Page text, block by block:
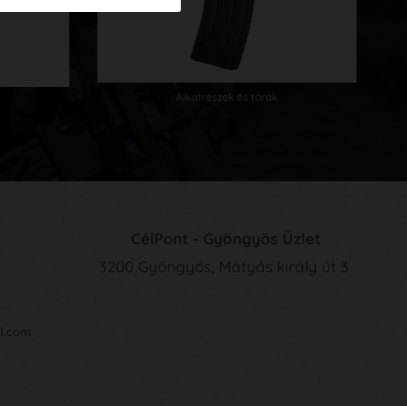
Alkatrészek és tárak
3200 Gyöngyös, Mátyás király út 3